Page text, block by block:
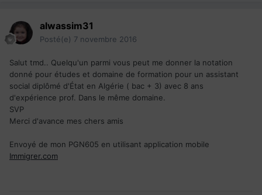
alwassim31
Posté(e) 7 novembre 2016
Salut tmd.. Quelqu'un parmi vous peut me donner la notation
donné pour études et domaine de formation pour un assistant
social diplômé d'État en Algérie ( bac + 3) avec 8 ans
d'expérience prof. Dans le même domaine.
SVP
Merci d'avance mes chers amis
Envoyé de mon PGN605 en utilisant application mobile
Immigrer.com